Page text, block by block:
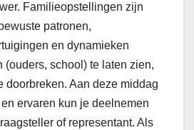
Familieopstellingen zijn
patronen,
en dynamieken
(ouders, school) te laten zien,
doorbreken. Aan deze middag
ervaren kun je deelnemen
of representant. Als